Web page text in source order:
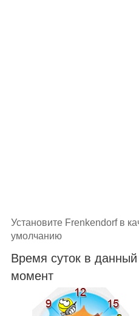
Установите Frenkendorf в
умолчанию
Время суток в данный
момент